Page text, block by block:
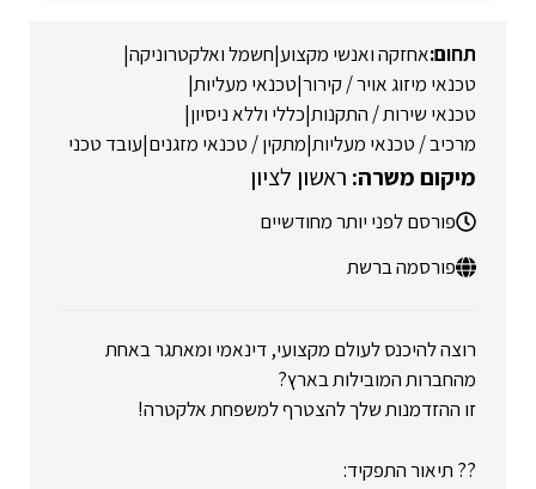
אחזקה ואנשי מקצוע|חשמל ואלקטרוניקה|
טכנאי מיזוג אויר / קירור|טכנאי מעליות|
טכנאי שירות / התקנות|כללי וללא ניסיון|
מרכיב / טכנאי מעליות|מתקין / טכנאי מזגנים|עובד טכני
ראשון לציון
פורסם לפני יותר מחודשיים
פורסמה ברשת
רוצה להיכנס לעולם מקצועי, דינאמי ומאתגר באחת
מהחברות המובילות בארץ?
זו ההזדמנות שלך להצטרף למשפחת אלקטרה!
?? תיאור התפקיד: